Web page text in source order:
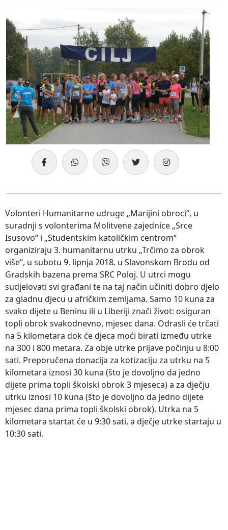
Volonteri Humanitarne udruge „Marijini obroci“, u
suradnji s volonterima Molitvene zajednice „Srce
Isusovo“ i „Studentskim katoličkim centrom“
organiziraju 3. humanitarnu utrku „Trčimo za obrok
više“, u subotu 9. lipnja 2018. u Slavonskom Brodu od
Gradskih bazena prema SRC Poloj. U utrci mogu
sudjelovati svi građani te na taj način učiniti dobro djelo
za gladnu djecu u afričkim zemljama. Samo 10 kuna za
svako dijete u Beninu ili u Liberiji znači život: osiguran
topli obrok svakodnevno, mjesec dana. Odrasli će trčati
na 5 kilometara dok će djeca moći birati između utrke
na 300 i 800 metara. Za obje utrke prijave počinju u 8:00
sati. Preporučena donacija za kotizaciju za utrku na 5
kilometara iznosi 30 kuna (što je dovoljno da jedno
dijete prima topli školski obrok 3 mjeseca) a za dječju
utrku iznosi 10 kuna (što je dovoljno da jedno dijete
mjesec dana prima topli školski obrok). Utrka na 5
kilometara startat će u 9:30 sati, a dječje utrke startaju u
10:30 sati.